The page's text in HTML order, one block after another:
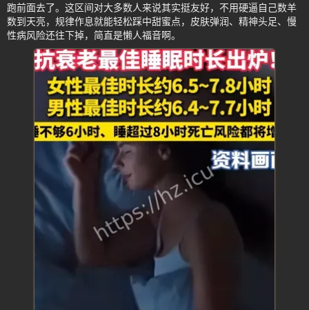
跑前面去了。这区间对大多数人来说其实挺友好，不用硬逼自己数羊
数到天亮，规律作息就能轻松踩中甜蜜点，皮肤弹润、精神头足、慢
性病风险还往下掉，简直是懒人福音啊。